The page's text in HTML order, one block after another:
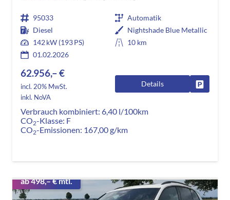
95033
Automatik
Diesel
Nightshade Blue Metallic
142 kW (193 PS)
10 km
01.02.2026
62.956,– €
incl. 20% MwSt.
inkl. NoVA
Details
Verbrauch kombiniert: 6,40 l/100km
CO2-Klasse: F
CO2-Emissionen: 167,00 g/km
ab 498,– € mtl.